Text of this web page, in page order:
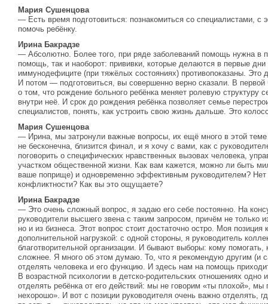
Мария Сушенцова
— Есть время подготовиться: познакомиться со специалистами, с
помочь ребёнку.
Ирина Бакрадзе
— Абсолютно. Более того, при ряде заболеваний помощь нужна в
помощь, так и наоборот: прививки, которые делаются в первые
иммунодефиците (при тяжёлых состояниях) противопоказаны. Это
И потом — подготовиться, вы совершенно верно сказали. В
о том, что рождение больного ребёнка меняет ролевую структуру
внутри неё. И срок до рождения ребёнка позволяет семье
специалистов, понять, как устроить свою жизнь дальше. Это
Мария Сушенцова
— Ирина, мы затронули важные вопросы, их ещё много в этой теме
не бесконечна, близится финал, и я хочу с вами, как с
поговорить о специфических нравственных вызовах человека,
участком общественной жизни. Как вам кажется, можно ли быть
ваше поприще) и одновременно эффективным руководителем? Нет
конфликтности? Как вы это ощущаете?
Ирина Бакрадзе
— Это очень сложный вопрос, я задаю его себе постоянно. На
руководители высшего звена с таким запросом, причём не только
но и из бизнеса. Этот вопрос стоит достаточно остро. Моя позиция
дополнительной нагрузкой: с одной стороны, я руководитель
благотворительной организации. И бывают выборы: кому
сложнее. Я много об этом думаю. То, что я рекомендую другим (и
отделять человека и его функцию. И здесь нам на помощь
В возрастной психологии в детско-родительских отношениях
отделять ребёнка от его действий: мы не говорим «ты плохой», мы
нехорошо». И вот с позиции руководителя очень важно отделять,